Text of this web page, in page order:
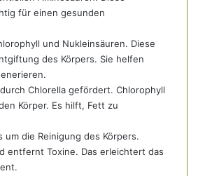
für einen gesunden
und Nukleinsäuren. Diese
des Körpers. Sie helfen
Chlorella gefördert. Chlorophyll
Körper. Es hilft, Fett zu
um die Reinigung des Körpers.
entfernt Toxine. Das erleichtert das